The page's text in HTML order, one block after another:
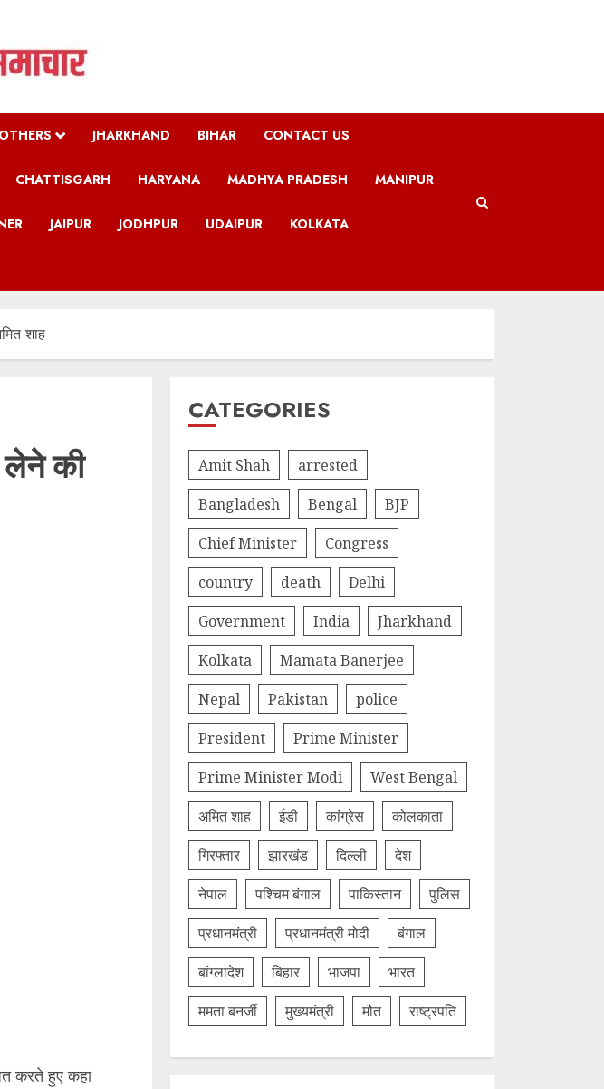
OTHERS JHARKHAND BIHAR CONTACT US
CHATTISGARH HARYANA MADHYA PRADESH MANIPUR
JAIPUR JODHPUR UDAIPUR KOLKATA
शाह
लेने की
करते हुए कहा
CATEGORIES
Amit Shah
arrested
Bangladesh
Bengal
BJP
Chief Minister
Congress
country
death
Delhi
Government
India
Jharkhand
Kolkata
Mamata Banerjee
Nepal
Pakistan
police
President
Prime Minister
Prime Minister Modi
West Bengal
अमित शाह
ईडी कांग्रेस
कोलकाता
गिरफ्तार
झारखंड दिल्‍ली
देश
नेपाल
पश्चिम बंगाल पाकिस्तान
पुलिस
प्रधानमंत्री
प्रधानमंत्री मोदी
बंगाल
बांग्लादेश
बिहार भाजपा
भारत
ममता बनर्जी
मुख्यमंत्री मौत राष्ट्रपति